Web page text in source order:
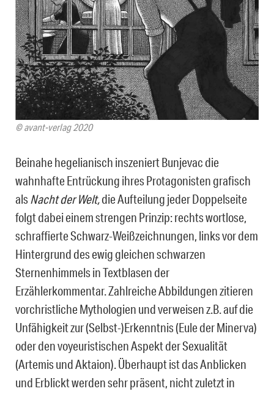
© avant-verlag 2020
Beinahe hegelianisch inszeniert Bunjevac die
wahnhafte Entrückung ihres Protagonisten grafisch
alsNacht der Welt,die Aufteilung jeder Doppelseite
folgt dabei einem strengen Prinzip: rechts wortlose,
schraffierte Schwarz-Weißzeichnungen, links vor dem
Hintergrund des ewig gleichen schwarzen
Sternenhimmels in Textblasen der
Erzählerkommentar. Zahlreiche Abbildungen zitieren
vorchristliche Mythologien und verweisen z.B. auf die
Unfähigkeit zur (Selbst-)Erkenntnis (Eule der Minerva)
oder den voyeuristischen Aspekt der Sexualität
(Artemis und Aktaion). Überhaupt ist das Anblicken
und Erblickt werden sehr präsent, nicht zuletzt in